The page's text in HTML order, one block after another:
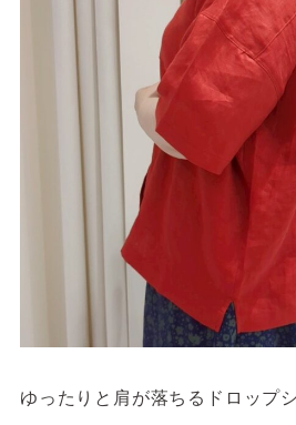
ゆったりと肩が落ちるドロップ